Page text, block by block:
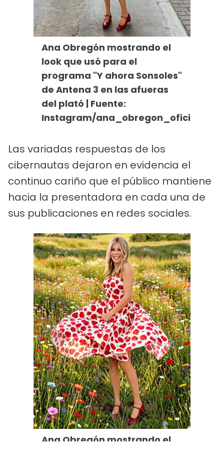
Ana Obregón mostrando el
look que usó para el
programa "Y ahora Sonsoles"
de Antena 3 en las afueras
del plató | Fuente:
Instagram/ana_obregon_oficial
Las variadas respuestas de los
cibernautas dejaron en evidencia el
continuo cariño que el público mantiene
hacia la presentadora en cada una de
sus publicaciones en redes sociales.
Ana Obregón mostrando el